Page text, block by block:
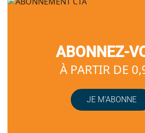
ABONNEZ-
À PARTIR DE
JE M’ABONNE